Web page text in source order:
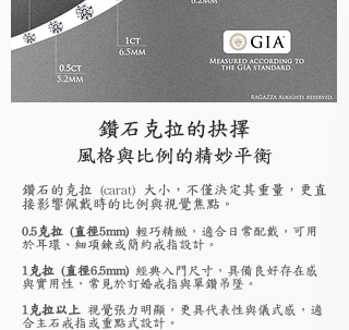
鑽石克拉的抉擇
風格與比例的精妙平衡
鑽石的克拉 (carat) 大小，不僅決定其重量，更直
接影響佩戴時的比例與視覺焦點。
0.5克拉 (直徑5mm) 輕巧精緻，適合日常配戴，可用
於耳環、細項鍊或簡約戒指設計。
1克拉 (直徑6.5mm) 經典入門尺寸，具備良好存在感
與實用性，常見於訂婚戒指與單鑽吊墜。
1克拉以上 視覺張力明顯，更具代表性與儀式感，適
合主石戒指或重點式設計。